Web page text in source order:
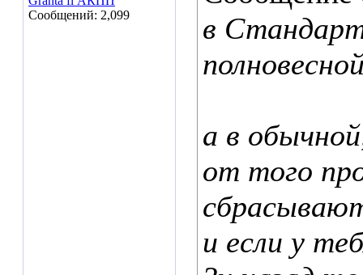
Сообщений: 2,099
в
а в
от того
и если у